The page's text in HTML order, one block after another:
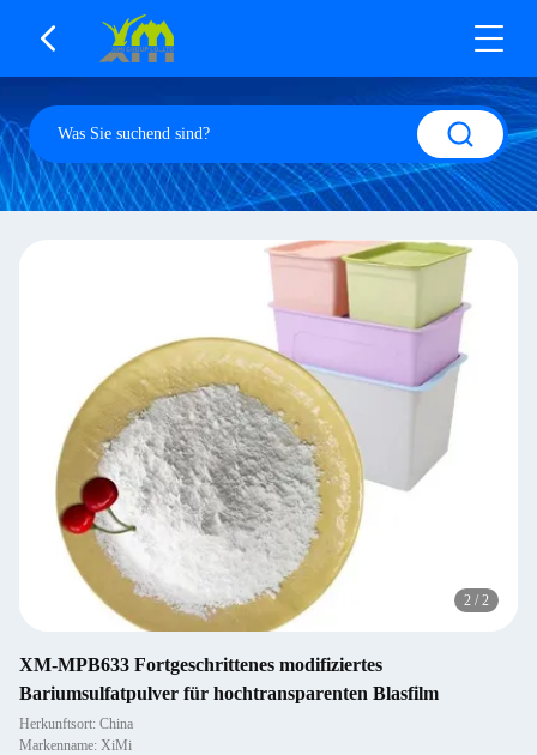
2 / 2
XM-MPB633 Fortgeschrittenes modifiziertes
Bariumsulfatpulver für hochtransparenten Blasfilm
Herkunftsort: China
Markenname: XiMi